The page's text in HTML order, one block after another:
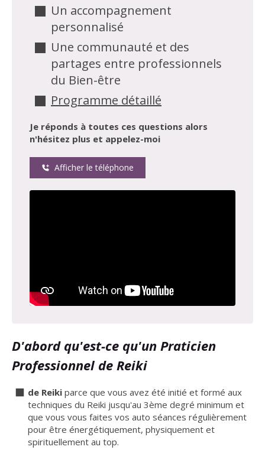
Un accompagnement
personnalisé
Une communauté et des
partages entre professionnels
du Bien-être
Programme détaillé
Je réponds à toutes ces questions alors
n'hésitez plus et appelez-moi
Afficher le téléphone
D'abord qu'est-ce qu'un Praticien
Professionnel de Reiki
de Reiki parce que vous avez été initié et formé aux
techniques du Reiki jusqu'au 3ème degré minimum et
que vous vous faites vos auto séances régulièrement
pour être énergétiquement, physiquement et
spirituellement au top.